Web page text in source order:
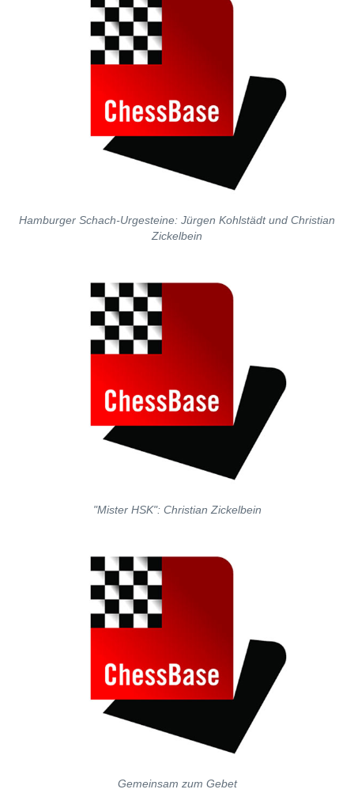
Hamburger Schach-Urgesteine: Jürgen Kohlstädt und Christian
Zickelbein
"Mister HSK": Christian Zickelbein
Gemeinsam zum Gebet